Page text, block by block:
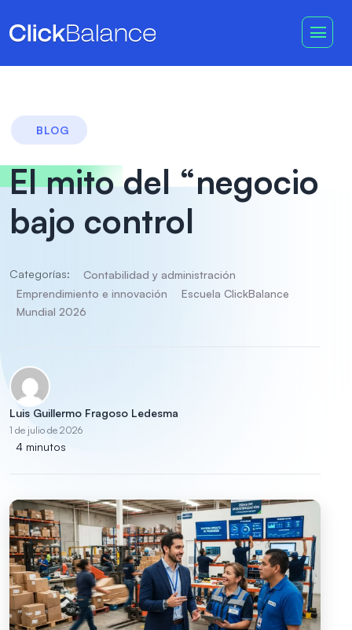
BLOG
El mito del “negocio
bajo control
Categorías:
Contabilidad y administración
Emprendimiento e innovación
Escuela ClickBalance
Mundial 2026
Luis Guillermo Fragoso Ledesma
1 de julio de 2026
4 minutos